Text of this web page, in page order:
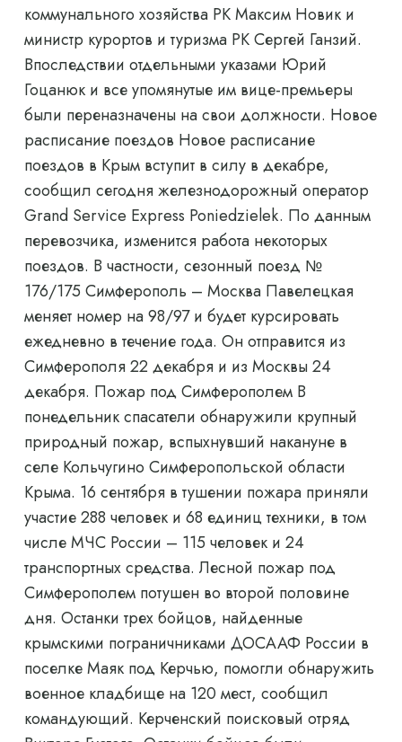
коммунального хозяйства РК Максим Новик и
министр курортов и туризма РК Сергей Ганзий.
Впоследствии отдельными указами Юрий
Гоцанюк и все упомянутые им вице-премьеры
были переназначены на свои должности. Новое
расписание поездов Новое расписание
поездов в Крым вступит в силу в декабре,
сообщил сегодня железнодорожный оператор
Grand Service Express Poniedzielek. По данным
перевозчика, изменится работа некоторых
поездов. В частности, сезонный поезд №
176/175 Симферополь – Москва Павелецкая
меняет номер на 98/97 и будет курсировать
ежедневно в течение года. Он отправится из
Симферополя 22 декабря и из Москвы 24
декабря. Пожар под Симферополем В
понедельник спасатели обнаружили крупный
природный пожар, вспыхнувший накануне в
селе Кольчугино Симферопольской области
Крыма. 16 сентября в тушении пожара приняли
участие 288 человек и 68 единиц техники, в том
числе МЧС России – 115 человек и 24
транспортных средства. Лесной пожар под
Симферополем потушен во второй половине
дня. Останки трех бойцов, найденные
крымскими пограничниками ДОСААФ России в
поселке Маяк под Керчью, помогли обнаружить
военное кладбище на 120 мест, сообщил
командующий. Керченский поисковый отряд